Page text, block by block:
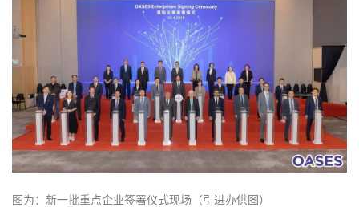
图为：新一批重点企业签署仪式现场（引进办供图）